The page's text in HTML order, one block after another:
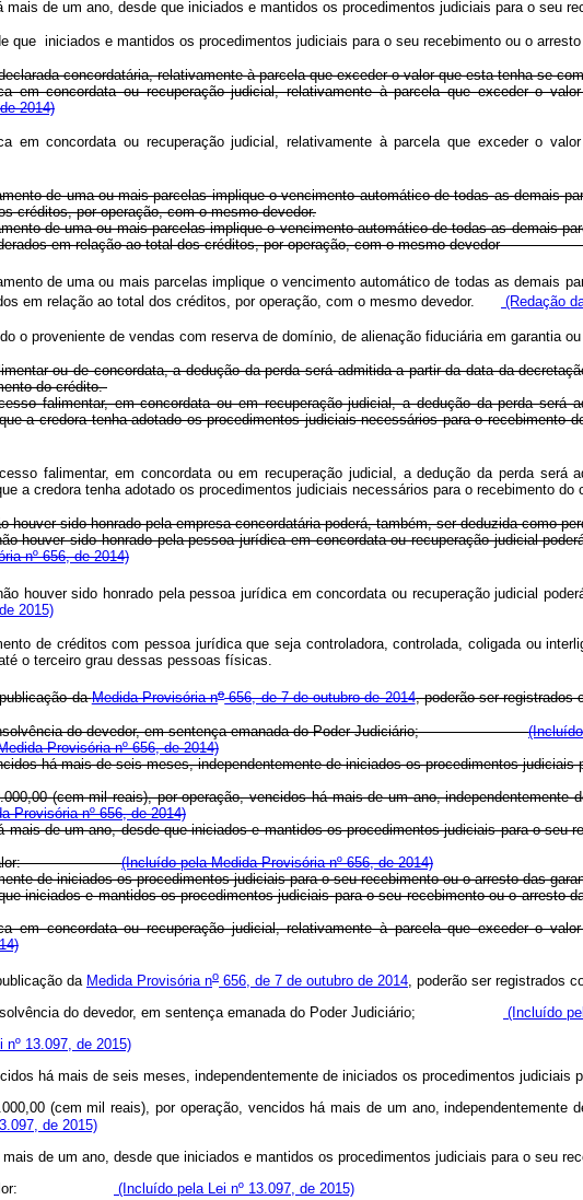
de um ano, desde que iniciados e mantidos os procedimentos judiciais para o seu
que iniciados e mantidos os procedimentos judiciais para o seu recebimento ou o
concordatária, relativamente à parcela que exceder o valor que esta tenha se
em concordata ou recuperação judicial, relativamente à parcela que exceder o
2014)
em concordata ou recuperação judicial, relativamente à parcela que exceder o
de uma ou mais parcelas implique o vencimento automático de todas as demais
créditos, por operação, com o mesmo devedor.
de uma ou mais parcelas implique o vencimento automático de todas as demais
em relação ao total dos créditos, por operação, com o mesmo
de uma ou mais parcelas implique o vencimento automático de todas as demais
em relação ao total dos créditos, por operação, com o mesmo devedor. (Redação
o proveniente de vendas com reserva de domínio, de alienação fiduciária em garantia
ou de concordata, a dedução da perda será admitida a partir da data da
do crédito.
falimentar, em concordata ou em recuperação judicial, a dedução da perda será
que a credora tenha adotado os procedimentos judiciais necessários para o
falimentar, em concordata ou em recuperação judicial, a dedução da perda será
que a credora tenha adotado os procedimentos judiciais necessários para o
houver sido honrado pela empresa concordatária poderá, também, ser deduzida como
houver sido honrado pela pessoa jurídica em concordata ou recuperação judicial
nº 656, de 2014)
houver sido honrado pela pessoa jurídica em concordata ou recuperação judicial
2015)
de créditos com pessoa jurídica que seja controladora, controlada, coligada ou
o terceiro grau dessas pessoas físicas.
daMedida Provisória no656, de 7 de outubro de 2014, poderão ser
de insolvência do devedor, em sentença emanada do Poder Judiciário;
Provisória nº 656, de 2014)
vencidos há mais de seis meses, independentemente de iniciados os
(cem mil reais), por operação, vencidos há mais de um ano,
Provisória nº 656, de 2014)
há mais de um ano, desde que iniciados e mantidos os procedimentos
de valor:(Incluído pela Medida Provisória nº 656, de 2014)
de iniciados os procedimentos judiciais para o seu recebimento ou o
que iniciados e mantidos os procedimentos judiciais para o seu recebimento
em concordata ou recuperação judicial, relativamente à parcela que exceder o
da Medida Provisória no 656, de 7 de outubro de 2014 , poderão ser
insolvência do devedor, em sentença emanada do Poder Judiciário;
(Incluído
nº 13.097, de 2015)
há mais de seis meses, independentemente de iniciados os procedimentos judiciais
(cem mil reais), por operação, vencidos há mais de um ano,
de 2015)
mais de um ano, desde que iniciados e mantidos os procedimentos judiciais
de valor:
(Incluído pela Lei nº 13.097, de 2015)